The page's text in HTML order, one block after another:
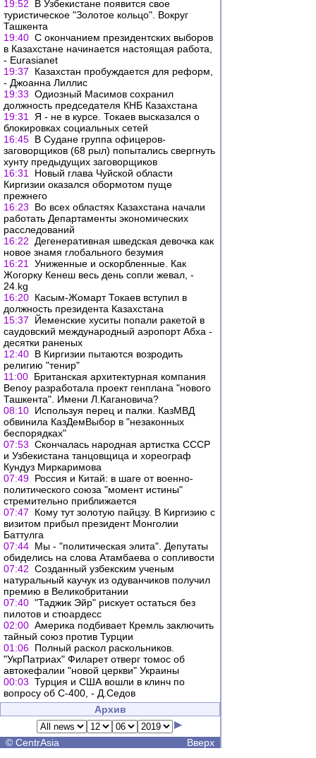
19:52
В Узбекистане появится свое
туристическое "Золотое кольцо". Вокруг
Ташкента
19:40 С окончанием президентских выборов
в Казахстане начинается настоящая работа,
- Еurasianet
19:37
Казахстан пробуждается для реформ,
- Джоанна Лиллис
19:33 Одиозный Масимов сохранил
должность председателя КНБ Казахстана
19:31
Я - не в курсе. Токаев высказался о
блокировках социальных сетей
16:45 В Судане группа офицеров-
заговорщиков (68 рыл) попытались свергнуть
хунту предыдущих заговорщиков
16:31
Новый глава Чуйской области
Киргизии оказался обормотом пуще
прежнего
16:23
Во всех областях Казахстана начали
работать Департаменты экономических
расследований
16:22
Дегенеративная шведская девочка как
новое знамя глобального безумия
16:21
Униженные и оскорбленные. Как
Жогорку Кенеш весь день сопли жевал, -
24.kg
16:20 Касым-Жомарт Токаев вступил в
должность президента Казахстана
15:37
Йеменские хуситы попали ракетой в
саудовский международный аэропорт Абха -
десятки раненых
12:40 В Киргизии пытаются возродить
религию "тенир"
11:00 Британская архитектурная компания
Benoy разработала проект генплана "нового
Ташкента". Имени Л.Кагановича?
08:10 Используя перец и палки. КазМВД
обвинила КазДемВыбор в "незаконных
беспорядках"
07:53 Скончалась народная артистка СССР
и Узбекистана танцовщица и хореограф
Кундуз Миркаримова
07:49 Россия и Китай: в шаге от военно-
политического союза "момент истины"
стремительно приближается
07:47
Кому тут золотую пайцзу. В Киргизию с
визитом прибыл президент Монголии
Баттулга
07:44 Мы - "политическая элита". Депутаты
обиделись на слова Атамбаева о сопливости
07:42 Созданный узбекским ученым
натуральный каучук из одуванчиков получил
премию в Великобритании
07:40 "Таджик Эйр" рискует остаться без
пилотов и стюардесс
02:00 Америка подбивает Кремль заключить
тайный союз против Турции
01:06 Полный раскол раскольников.
"УкрПатриах" Филарет отверг томос об
автокефалии "новой церкви" Украины
00:03 Турция и США вошли в клинч по
вопросу об С-400, - Д.Седов
Архив
© CentrAsia Вверх